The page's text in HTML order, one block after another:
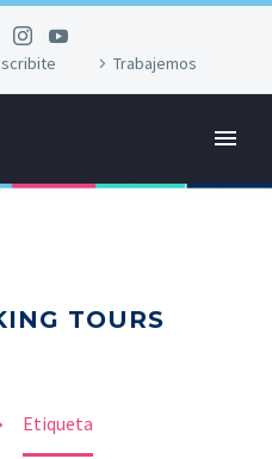
Trabajemos
TOURS
Etiqueta